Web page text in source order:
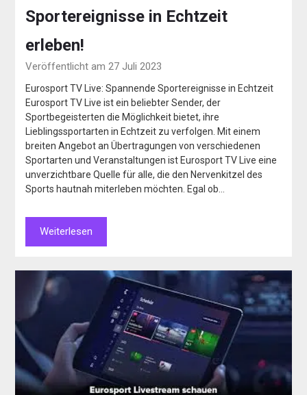
Sportereignisse in Echtzeit
erleben!
Veröffentlicht am 27 Juli 2023
Eurosport TV Live: Spannende Sportereignisse in Echtzeit
Eurosport TV Live ist ein beliebter Sender, der
Sportbegeisterten die Möglichkeit bietet, ihre
Lieblingssportarten in Echtzeit zu verfolgen. Mit einem
breiten Angebot an Übertragungen von verschiedenen
Sportarten und Veranstaltungen ist Eurosport TV Live eine
unverzichtbare Quelle für alle, die den Nervenkitzel des
Sports hautnah miterleben möchten. Egal ob…
Weiterlesen